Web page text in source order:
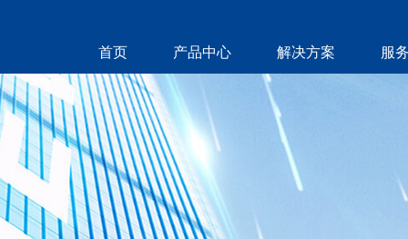
首页 产品中心 解决方案 服